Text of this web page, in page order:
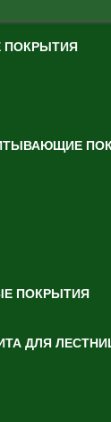
ПОКРЫТИЯ
ПОКРЫТИЯ
ДЛЯ